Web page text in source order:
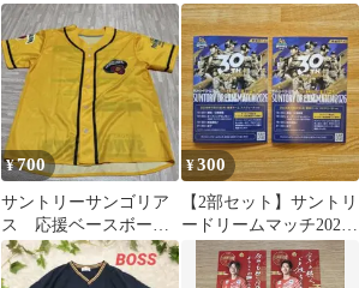
黒 フリーサイズ(M/L相
当)
¥700
サントリーサンゴリア
ス 応援ベースボール
Tシャツ
¥300
【2部セット】サントリ
ードリームマッチ2026
観戦ガイド